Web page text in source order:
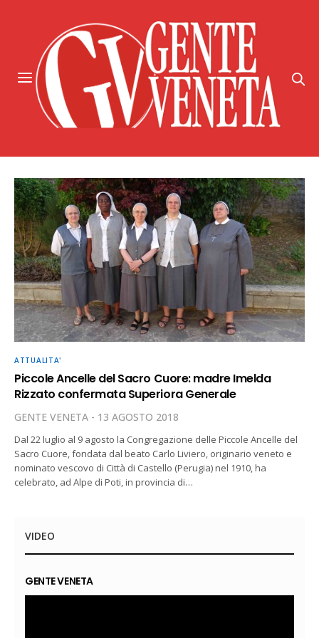
ATTUALITA'
Piccole Ancelle del Sacro Cuore: madre Imelda
Rizzato confermata Superiora Generale
GENTE VENETA 13 AGOSTO 2018
Dal 22 luglio al 9 agosto la Congregazione delle Piccole Ancelle del
Sacro Cuore, fondata dal beato Carlo Liviero, originario veneto e
nominato vescovo di Città di Castello (Perugia) nel 1910, ha
celebrato, ad Alpe di Poti, in provincia di…
VIDEO
GENTE VENETA